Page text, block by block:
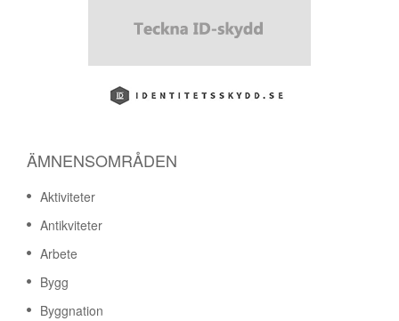
ÄMNENSOMRÅDEN
Aktiviteter
Antikviteter
Arbete
Bygg
Byggnation